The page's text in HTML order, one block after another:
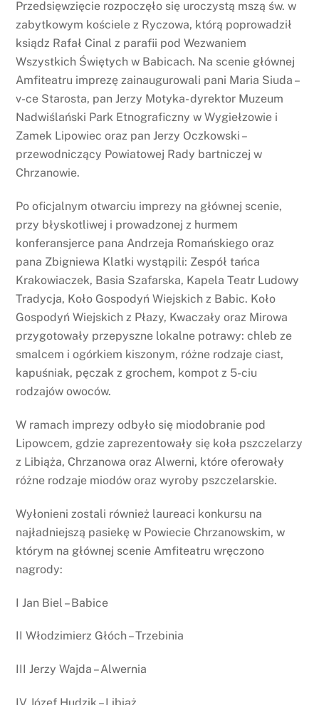
Przedsięwzięcie rozpoczęło się uroczystą mszą św. w
zabytkowym kościele z Ryczowa, którą poprowadził
ksiądz Rafał Cinal z parafii pod Wezwaniem
Wszystkich Świętych w Babicach. Na scenie głównej
Amfiteatru imprezę zainaugurowali pani Maria Siuda –
v-ce Starosta, pan Jerzy Motyka- dyrektor Muzeum
Nadwiślański Park Etnograficzny w Wygiełzowie i
Zamek Lipowiec oraz pan Jerzy Oczkowski –
przewodniczący Powiatowej Rady bartniczej w
Chrzanowie.
Po oficjalnym otwarciu imprezy na głównej scenie,
przy błyskotliwej i prowadzonej z hurmem
konferansjerce pana Andrzeja Romańskiego oraz
pana Zbigniewa Klatki wystąpili: Zespół tańca
Krakowiaczek, Basia Szafarska, Kapela Teatr Ludowy
Tradycja, Koło Gospodyń Wiejskich z Babic. Koło
Gospodyń Wiejskich z Płazy, Kwaczały oraz Mirowa
przygotowały przepyszne lokalne potrawy: chleb ze
smalcem i ogórkiem kiszonym, różne rodzaje ciast,
kapuśniak, pęczak z grochem, kompot z 5-ciu
rodzajów owoców.
W ramach imprezy odbyło się miodobranie pod
Lipowcem, gdzie zaprezentowały się koła pszczelarzy
z Libiąża, Chrzanowa oraz Alwerni, które oferowały
różne rodzaje miodów oraz wyroby pszczelarskie.
Wyłonieni zostali również laureaci konkursu na
najładniejszą pasiekę w Powiecie Chrzanowskim, w
którym na głównej scenie Amfiteatru wręczono
nagrody:
I Jan Biel – Babice
II Włodzimierz Głóch – Trzebinia
III Jerzy Wajda – Alwernia